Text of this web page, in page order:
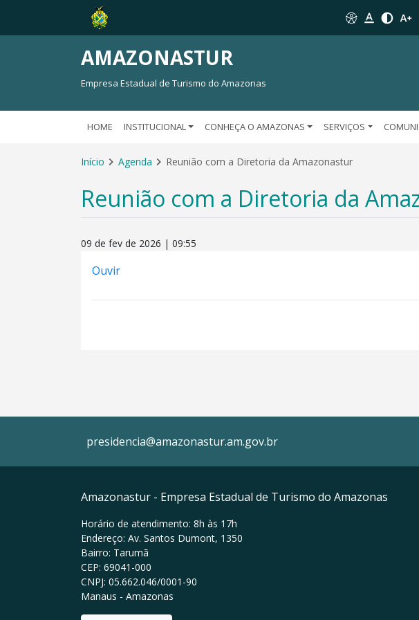
AMAZONASTUR
Empresa Estadual de Turismo do Amazonas
HOME INSTITUCIONAL CONHEÇA O AMAZONAS SERVIÇOS
Início Agenda Reunião com a Diretoria da Amazonastur
Reunião com a Diretoria da
09 de fev de 2026 | 09:55
Ouvir
presidencia@amazonastur.am.gov.br
Amazonastur - Empresa Estadual de Turismo do Amazonas
Horário de atendimento: 8h às 17h
Endereço: Av. Santos Dumont, 1350
Bairro: Tarumã
CEP: 69041-000
CNPJ: 05.662.046/0001-90
Manaus - Amazonas